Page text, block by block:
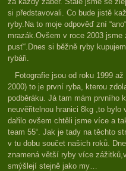
si představovali. Co bude jistě
ryby.Na to moje odpověď zní
mrazák.Ovšem v roce 2003
pusť“.Dnes si běžně ryby
rybáři.
Fotografie jsou od roku 1999
2000) to je první ryba, kterou
podběráku. Já tam mám prvního
neuvěřitelnou hranici 8kg ,to
dařilo ovšem chtěli jsme více a
team 55“. Jak je tady na těchto
v tu dobu součet našich roků.
znamená větší ryby více
smýšlejí stejně jako my…